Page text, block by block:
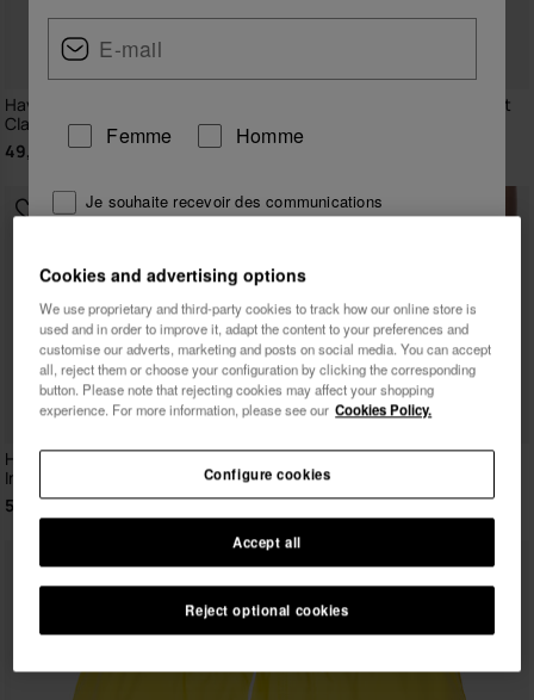
Havaianas Short De Bain Hava
Classic
49,90 €
Havaianas Short de Bain Short
49,90 €
Havaianas Short De Bain
Imprimé Tucano
54,90 €
Havaianas Short de Bain Short
Hava Classics
49,90 €
Femme Homme
Je souhaite recevoir des communications
je veux 10% de
réduction
Cookies and advertising options
We use proprietary and third-party cookies to track how our online store is
used and in order to improve it, adapt the content to your preferences and
customise our adverts, marketing and posts on social media. You can accept
all, reject them or choose your configuration by clicking the corresponding
button. Please note that rejecting cookies may affect your shopping
experience. For more information, please see our Cookies Policy.
Reject optional cookies
Accept all
Configure cookies